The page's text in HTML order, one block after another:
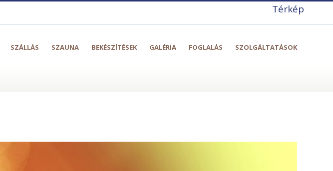
Térkép
SZÁLLÁS SZAUNA BEKÉSZÍTÉSEK GALÉRIA FOGLALÁS SZOLGÁLTATÁSOK